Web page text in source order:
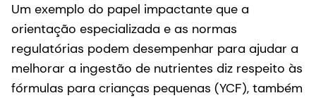
Um exemplo do papel impactante que a
orientação especializada e as normas
regulatórias podem desempenhar para ajudar a
melhorar a ingestão de nutrientes diz respeito às
fórmulas para crianças pequenas (YCF), também